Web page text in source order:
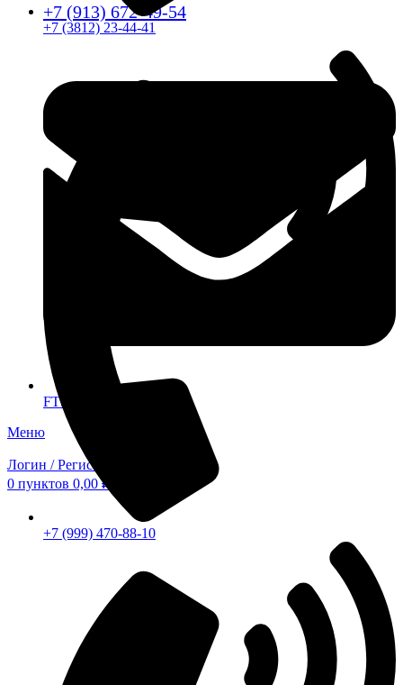
+7 (913) 672-49-54
FTS-omsk@mail.ru
Меню
Логин / Регистрация
0 пунктов 0,00₽
+7 (3812) 23-44-41
+7 (999) 470-88-10